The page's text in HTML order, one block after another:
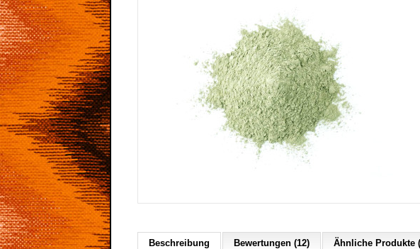
Beschreibung Bewertungen (12) Ähnliche Produkte